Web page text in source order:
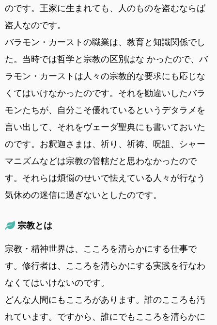
のです。王家に生まれても、人のものを盗むならば
盗人なのです。
バラモン・カーストの職業は、教育と知識関係でし
た。当時では哲学と宗教の区別はな かったので、バ
ラモン・カーストは人々の宗教的な要求にも応じな
くてはいけなかったのです。それを勘違いしたバラ
モンたちが、自分こそ優れているというデタラメを
言い出して、それをヴェーダ聖典にも書いておいた
のです。お釈迦さまは、祈り、祈祷、呪詛、シャー
マニズムなどは宗教の管轄だと思わなかったので
す。それらは煩悩のせいで怯えている人々が行なう
気休めの迷信に過ぎないとしたのです。
宗教とは
宗教・精神世界は、こころを清らかにする仕事で
す。修行者は、こころを清らかにする実践を行なわ
なくてはいけないのです。
どんな人間にもこころがあります。誰のこころも汚
れています。ですから、誰にでもこころを清らかに